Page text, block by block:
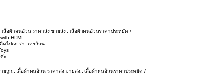
สื้อผ้าคนอ้วน ราคาส่ง ขายส่ง.. เสื้อผ้าคนอ้วนราคาประหยัด /
HDMI
ไปเลยว่า..เคยอ้วน
ะ
ถูก.. เสื้อผ้าคนอ้วน ราคาส่ง ขายส่ง.. เสื้อผ้าคนอ้วนราคาประหยัด /